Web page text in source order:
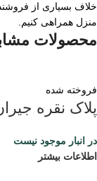
خلاف بسیاری از
منزل همراهی کنیم.
محصولات
فروخته شده
پلاک نقره
در انبار موجود نیست
اطلاعات بیشتر